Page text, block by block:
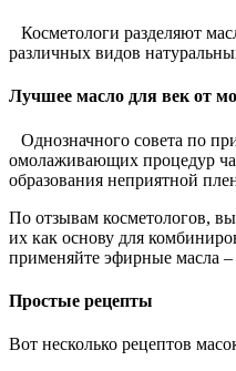
Косметологи разделяют
различных видов
Лучшее масло для век от
Однозначного совета по
омолаживающих процедур
образования неприятной
По отзывам косметологов,
их как основу для
применяйте эфирные масла –
Простые рецепты
Вот несколько рецептов